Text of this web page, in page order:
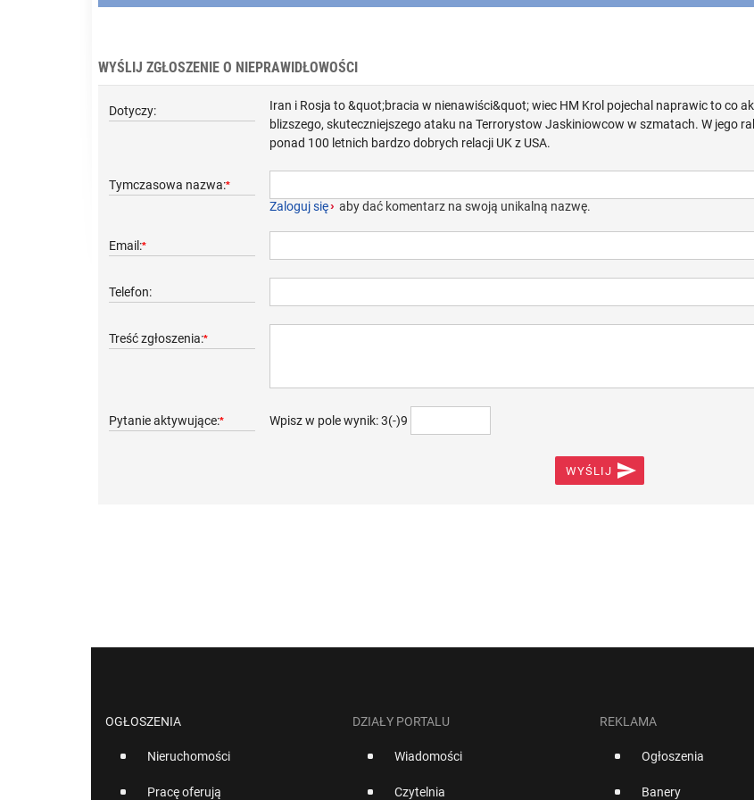
WYŚLIJ ZGŁOSZENIE O NIEPRAWIDŁOWOŚCI
Dotyczy:
Iran i Rosja to &quot;bracia w nienawiści&quot; wiec HM Krol pojechal naprawic to co
blizszego, skuteczniejszego ataku na Terrorystow Jaskiniowcow w szmatach. W jego
ponad 100 letnich bardzo dobrych relacji UK z USA.
Tymczasowa nazwa:*
Zaloguj się› aby dać komentarz na swoją unikalną nazwę.
Email:*
Telefon:
Treść zgłoszenia:*
Pytanie aktywujące:* Wpisz w pole wynik: 3(-)9
WYŚLIJ 
OGŁOSZENIA
Nieruchomości
Pracę oferują
DZIAŁY PORTALU
Wiadomości
Czytelnia
REKLAMA
Ogłoszenia
Banery